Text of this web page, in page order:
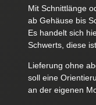
Mit Schnittlänge
ab Gehäuse bis
Es handelt sich
Schwerts, diese
Lieferung ohne
soll eine
an der eigenen